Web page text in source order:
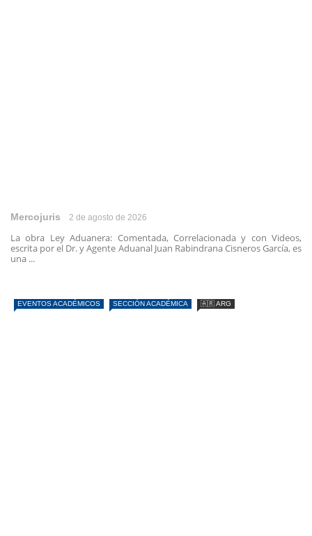
Mercojuris 2 de agosto de 2026
La obra Ley Aduanera: Comentada, Correlacionada y con Videos,
escrita por el Dr. y Agente Aduanal Juan Rabindrana Cisneros García, es
una ...
EVENTOS ACADÉMICOS SECCIÓN ACADÉMICA 🇦🇷 ARG